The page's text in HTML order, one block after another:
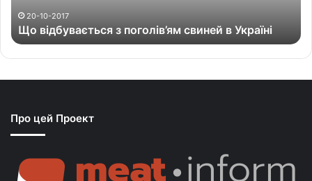
т
ь
п
о
20-10-2017
Що відбувається з поголів’ям свиней в Україні
Про цей Проект